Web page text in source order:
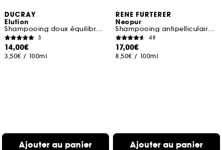
DUCRAY
Elution
Shampooing doux équilibrant antipelliculaire
3
14,00€
3,50€ / 100ml
Ajouter au panier
RENE FURTERER
Neopur
Shampooing antipelliculaire équilibrant cuir chevelu gras
48
17,00€
8,50€ / 100ml
Ajouter au panier